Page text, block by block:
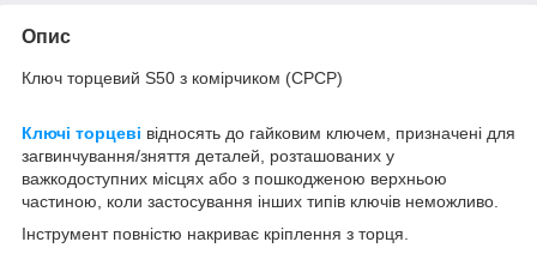
Опис
Ключ торцевий S50 з комірчиком (СРСР)
Ключі торцеві відносять до гайковим ключем, призначені для
загвинчування/зняття деталей, розташованих у
важкодоступних місцях або з пошкодженою верхньою
частиною, коли застосування інших типів ключів неможливо.
Інструмент повністю накриває кріплення з торця.